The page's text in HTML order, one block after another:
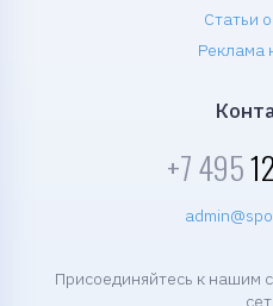
Статьи
Реклама
+7 495
Присоединяйтесь к нашим